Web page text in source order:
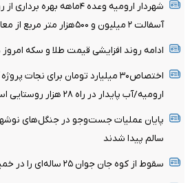
شهردار ارومیه وعده ۴ماهه
آسفالت ۲ میلیون و ۵۰۰هزار متر مربع از معابر شهری
ادامه روند افزایشی قیمت طلا و سکه امروز
ارومیه/آب پایدار در راه ۲۸ هزار روستایی است
سالم پیدا شدند
سقوط از کوه جان جوان ۲۵ ساله‌ای را در خمینی‌شهر گرفت